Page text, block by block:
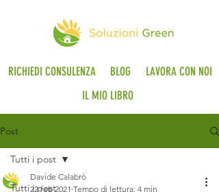
RICHIEDI CONSULENZA BLOG
LAVORA CON NOI
IL MIO LIBRO
Post
Tutti i post
Tutti i post
Davide Calabrò
22 feb 2021 Tempo di lettura: 4 min